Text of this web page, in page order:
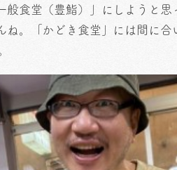
般食堂（豊鮨）」にしようと思
ね。「かどき食堂」には間に